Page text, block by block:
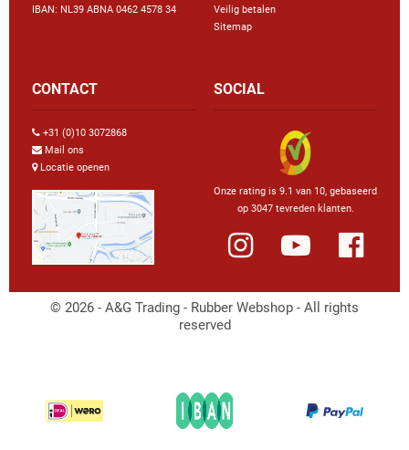
IBAN: NL39 ABNA 0462 4578 34
Veilig betalen
Sitemap
CONTACT
+31 (0)10 3072868
Mail ons
Locatie openen
SOCIAL
Onze rating is 9.1 van 10, gebaseerd
op 3047 tevreden klanten.
© 2026 - A&G Trading - Rubber Webshop - All rights
reserved